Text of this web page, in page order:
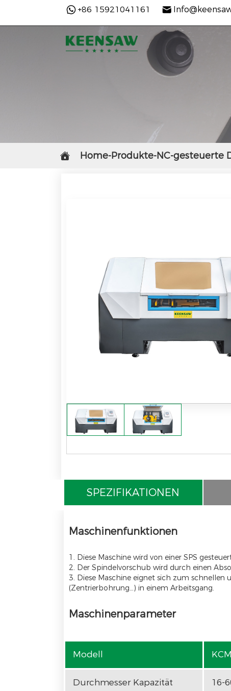
+86 15921041161
 Home-Produkte-NC-gesteuerte
SPEZIFIKATIONEN
Maschinenfunktionen
1. Diese Maschine wird von einer SPS
2. Der Spindelvorschub wird durch einen
3. Diese Maschine eignet sich zum
(Zentrierbohrung…) in einem Arbeitsgang.
Maschinenparameter
Modell
Durchmesser Kapazität 16-